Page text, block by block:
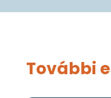
További